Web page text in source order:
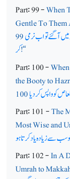
Part: 99 -When
Gentle To
99آگئے تو اب نرمی
کر!‘‘
Part: 100 -
the Booty to
100کو واپس کردیا
Part: 101 -The
Most Wise and
سب سے زیادہ یاد کرتا ہو
Part: 102 -In A
Umrah to